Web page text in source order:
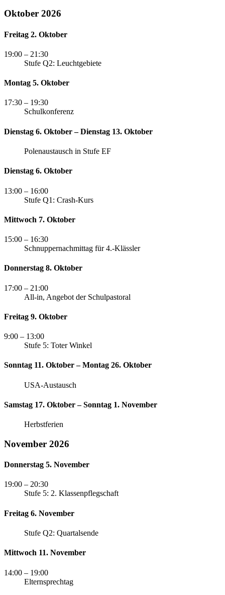
Oktober 2026
Freitag 2. Oktober
19:00 – 21:30
Stufe Q2: Leuchtgebiete
Montag 5. Oktober
17:30 – 19:30
Schulkonferenz
Dienstag 6. Oktober – Dienstag 13. Oktober
Polenaustausch in Stufe EF
Dienstag 6. Oktober
13:00 – 16:00
Stufe Q1: Crash-Kurs
Mittwoch 7. Oktober
15:00 – 16:30
Schnuppernachmittag für 4.-Klässler
Donnerstag 8. Oktober
17:00 – 21:00
All-in, Angebot der Schulpastoral
Freitag 9. Oktober
9:00 – 13:00
Stufe 5: Toter Winkel
Sonntag 11. Oktober – Montag 26. Oktober
USA-Austausch
Samstag 17. Oktober – Sonntag 1. November
Herbstferien
November 2026
Donnerstag 5. November
19:00 – 20:30
Stufe 5: 2. Klassenpflegschaft
Freitag 6. November
Stufe Q2: Quartalsende
Mittwoch 11. November
14:00 – 19:00
Elternsprechtag